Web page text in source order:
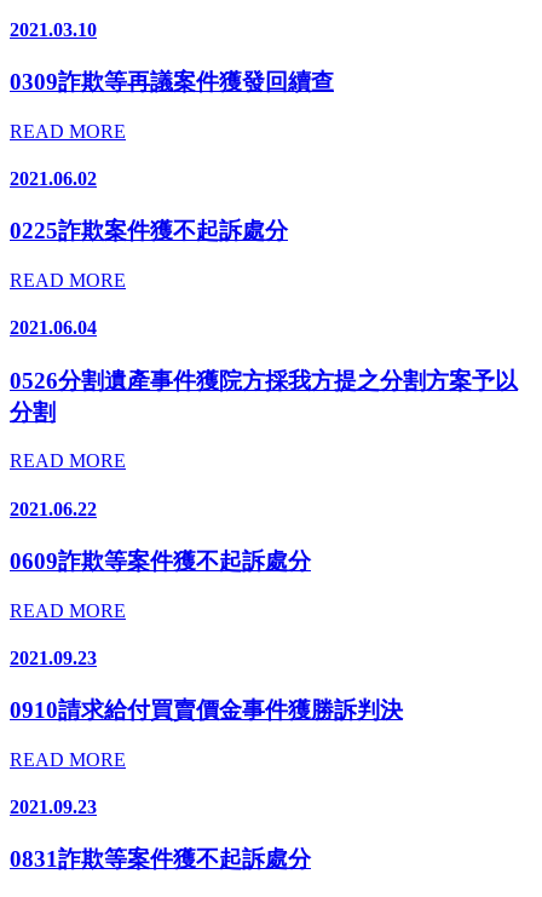
2021.03.10
0309詐欺等再議案件獲發回續查
READ MORE
2021.06.02
0225詐欺案件獲不起訴處分
READ MORE
2021.06.04
0526分割遺產事件獲院方採我方提之分割方案予以
分割
READ MORE
2021.06.22
0609詐欺等案件獲不起訴處分
READ MORE
2021.09.23
0910請求給付買賣價金事件獲勝訴判決
READ MORE
2021.09.23
0831詐欺等案件獲不起訴處分